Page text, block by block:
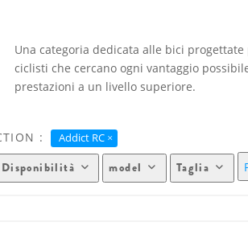
Una categoria dedicata alle bici
ciclisti che cercano ogni vantaggio
prestazioni a un livello superiore.
: Addict RC
Disponibilità model Taglia